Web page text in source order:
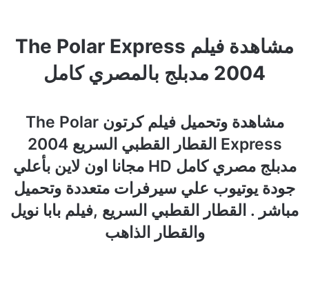
مشاهدة فيلم The Polar Express
2004 مدبلج بالمصري كامل
مشاهدة وتحميل فيلم كرتون The Polar
Express القطار القطبي السريع 2004
مدبلج مصري كامل HD مجانا اون لاين بأعلي
جودة يوتيوب علي سيرفرات متعددة وتحميل
مباشر . القطار القطبي السريع ,فيلم بابا نويل
والقطار الذاهب